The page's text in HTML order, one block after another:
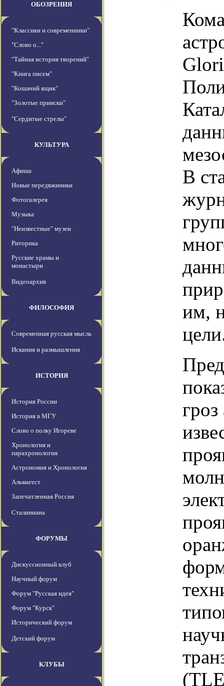
ОБОЗРЕНИЯ
"Классики и современники"
"Слово о..."
"Тайная история творений"
"Книга писем"
"Кошачий ящик"
"Золотые прииски"
"Сердитые стрелы"
КУЛЬТУРА
Афиша
Новые передвжиники
Фотогалерея
Музыка
"Неизвестные" музеи
Риторика
Русские храмы и
монастыри
Видеоархив
ФИЛОСОФИЯ
Современная русская мысль
Искания и размышления
ИСТОРИЯ
История России
История в МГУ
Слово о полку Игореве
Хронология и
парахронология
Астрономия и Хронология
Альмагест
Запечатленная Россия
Сталиниана
ФОРУМЫ
Дискуссионный клуб
Научный форум
Форум "Русская идея"
Форум "Курск"
Исторический форум
Детский форум
КЛУБЫ
В
им,